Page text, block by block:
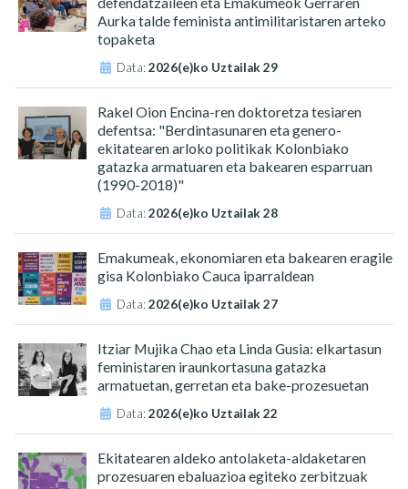
Aurka talde feminista antimilitaristaren arteko
topaketa
Data:2026(e)ko Uztailak 29
Rakel Oion Encina-ren doktoretza tesiaren
defentsa: "Berdintasunaren eta genero-
ekitatearen arloko politikak Kolonbiako
gatazka armatuaren eta bakearen esparruan
(1990-2018)"
Data:2026(e)ko Uztailak 28
Emakumeak, ekonomiaren eta bakearen eragile
gisa Kolonbiako Cauca iparraldean
Data:2026(e)ko Uztailak 27
Itziar Mujika Chao eta Linda Gusia: elkartasun
feministaren iraunkortasuna gatazka
armatuetan, gerretan eta bake-prozesuetan
Data:2026(e)ko Uztailak 22
Ekitatearen aldeko antolaketa-aldaketaren
prozesuaren ebaluazioa egiteko zerbitzuak